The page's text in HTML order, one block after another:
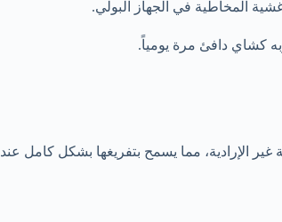
المخاطية في الجهاز البولي.
كشاي دافئ مرة يومياً.
الإرادية، مما يسمح بتفريغها بشكل كامل عند